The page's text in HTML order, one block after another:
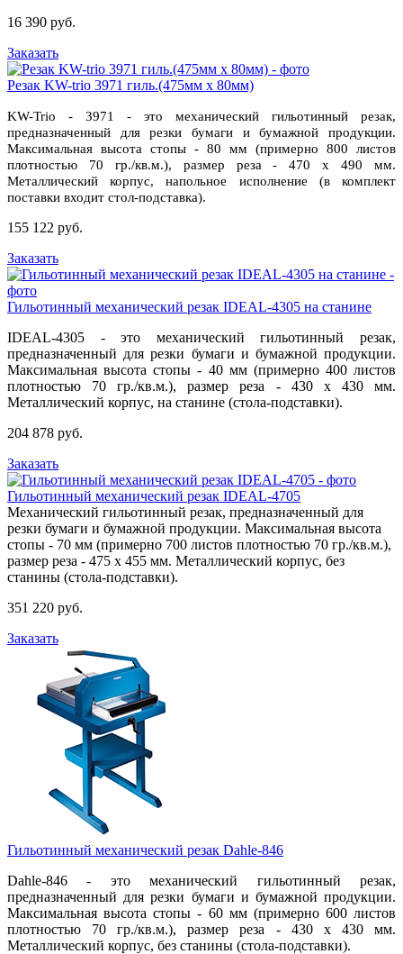
16 390 руб.
Заказать
Резак KW-trio 3971 гиль.(475мм х 80мм)
KW-Trio - 3971 - это механический гильотинный резак,
предназначенный для резки бумаги и бумажной продукции.
Максимальная высота стопы - 80 мм (примерно 800 листов
плотностью 70 гр./кв.м.), размер реза - 470 х 490 мм.
Металлический корпус, напольное исполнение (в комплект
поставки входит стол-подставка).
155 122 руб.
Заказать
Гильотинный механический резак IDEAL-4305 на станине
IDEAL-4305 - это механический гильотинный резак,
предназначенный для резки бумаги и бумажной продукции.
Максимальная высота стопы - 40 мм (примерно 400 листов
плотностью 70 гр./кв.м.), размер реза - 430 х 430 мм.
Металлический корпус, на станине (стола-подставки).
204 878 руб.
Заказать
Гильотинный механический резак IDEAL-4705
Механический гильотинный резак, предназначенный для
резки бумаги и бумажной продукции. Максимальная высота
стопы - 70 мм (примерно 700 листов плотностью 70 гр./кв.м.),
размер реза - 475 х 455 мм. Металлический корпус, без
станины (стола-подставки).
351 220 руб.
Заказать
Гильотинный механический резак Dahle-846
Dahle-846 - это механический гильотинный резак,
предназначенный для резки бумаги и бумажной продукции.
Максимальная высота стопы - 60 мм (примерно 600 листов
плотностью 70 гр./кв.м.), размер реза - 430 х 430 мм.
Металлический корпус, без станины (стола-подставки).